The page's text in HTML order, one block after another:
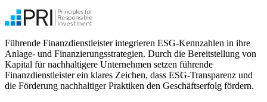
Führende Finanzdienstleister integrieren ESG-Kennzahlen in ihre
Anlage- und Finanzierungsstrategien. Durch die Bereitstellung von
Kapital für nachhaltigere Unternehmen setzen führende
Finanzdienstleister ein klares Zeichen, dass ESG-Transparenz und
die Förderung nachhaltiger Praktiken den Geschäftserfolg fördern.